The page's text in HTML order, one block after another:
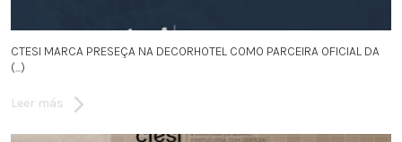
CTESI MARCA PRESEÇA NA DECORHOTEL COMO PARCEIRA OFICIAL DA
(...)
Leer más